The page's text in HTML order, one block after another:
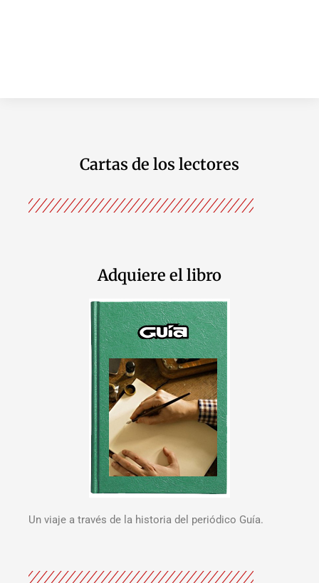
Cartas de los lectores
Adquiere el libro
Un viaje a través de la historia del periódico Guía.